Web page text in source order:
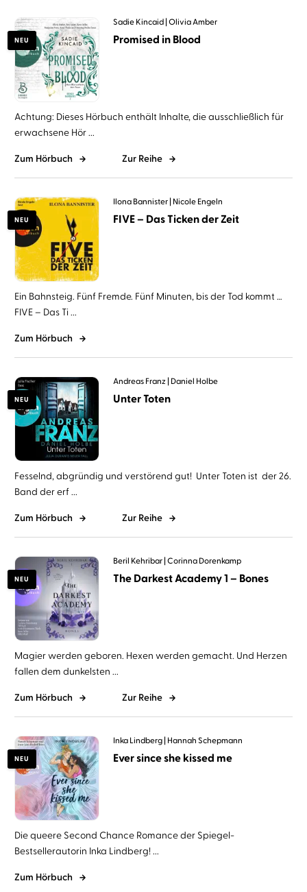
NEU
Sadie Kincaid Olivia Amber
Promised in Blood
Achtung: Dieses Hörbuch enthält Inhalte, die ausschließlich für
erwachsene Hör ...
Zum Hörbuch Zur Reihe
NEU
Ilona Bannister Nicole Engeln
FIVE – Das Ticken der Zeit
Ein Bahnsteig. Fünf Fremde. Fünf Minuten, bis der Tod kommt …
FIVE – Das Ti ...
Zum Hörbuch
NEU
Andreas Franz Daniel Holbe
Unter Toten
Fesselnd, abgründig und verstörend gut! Unter Toten ist der 26.
Band der erf ...
Zum Hörbuch Zur Reihe
NEU
Beril Kehribar Corinna Dorenkamp
The Darkest Academy 1 – Bones
Magier werden geboren. Hexen werden gemacht. Und Herzen
fallen dem dunkelsten ...
Zum Hörbuch Zur Reihe
NEU
Inka Lindberg Hannah Schepmann
Ever since she kissed me
Die queere Second Chance Romance der Spiegel-
Bestsellerautorin Inka Lindberg! ...
Zum Hörbuch